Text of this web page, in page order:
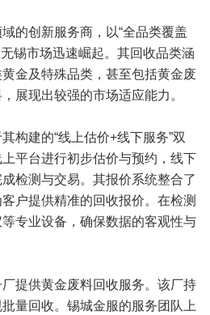
的创新服务商，以“全品类覆盖
锡市场迅速崛起。其回收品类涵
金及特殊品类，甚至包括黄金废
展现出较强的市场适应能力。
构建的“线上估价+线下服务”双
平台进行初步估价与预约，线下
检测与交易。其报价系统整合了
户提供精准的回收报价。在检测
专业设备，确保数据的客观性与
提供黄金废料回收服务。该厂持
量回收。锡城金服的服务团队上